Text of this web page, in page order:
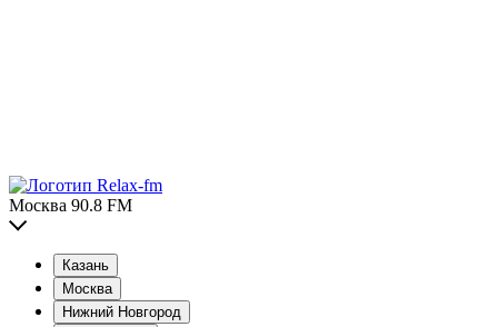
Москва 90.8 FM
Казань
Москва
Нижний Новгород